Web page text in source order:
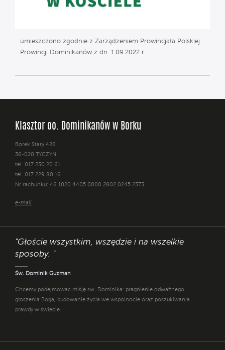
umieszczono zgodnie z Zarządzeniem Prowincjała Polskiej
Prowincji Dominikanów z dn. 1.09.2022 r.
Klasztor oo. Dominikanów w Borku
Borek Stary 426
36-020 TYCZYN
tel. 017 230 20 61
tel. 017 229 80 16
Nr rachunku: 46 1020 4405 0000 2802 0245 2373
e-mail
"Głoście wszystkim, wszędzie i na wszelkie
sposoby. "
Św. Dominik Guzman
Chcemy podejmować misję św. Dominika: pragnienie odważnego
głoszenia Boga, budowanie życia we wspólnocie oraz poszukiwania
prawdy w świecie.